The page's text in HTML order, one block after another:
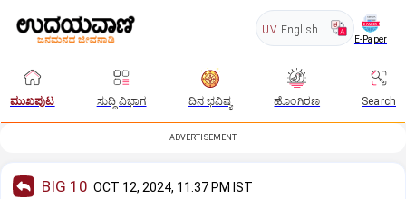
UV English
E-Paper
ಮುಖಪುಟ ಸುದ್ದಿ ವಿಭಾಗ ದಿನ ಭವಿಷ್ಯ ಹೊಂಗಿರಣ Search
ADVERTISEMENT
BIG 10 OCT 12, 2024, 11:37 PM IST